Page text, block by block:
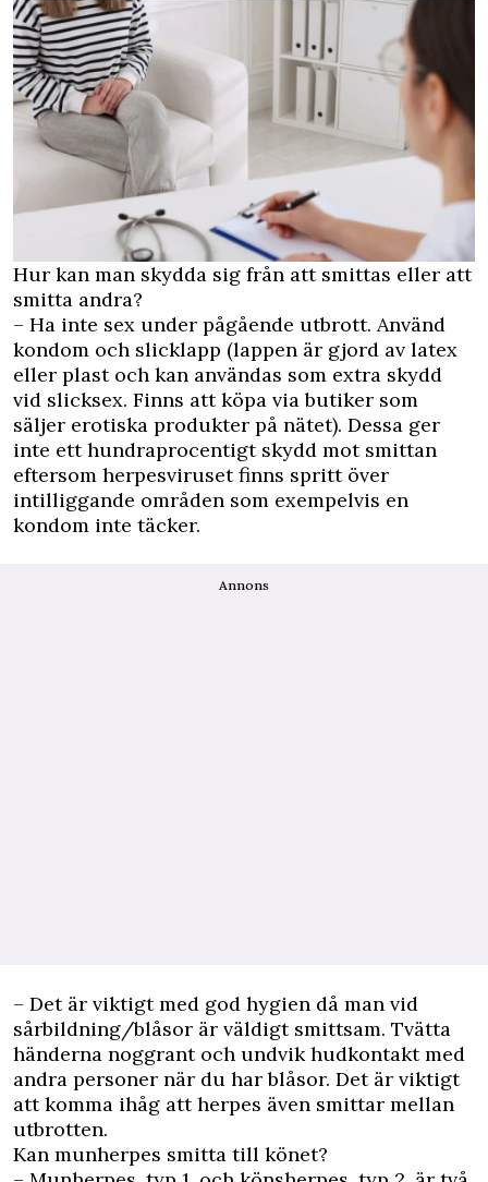
Hur kan man skydda sig från att smittas eller att
smitta andra?
– Ha inte sex under pågående utbrott. Använd
kondom och slicklapp (lappen är gjord av latex
eller plast och kan användas som extra skydd
vid slicksex. Finns att köpa via butiker som
säljer erotiska produkter på nätet). Dessa ger
inte ett hundraprocentigt skydd mot smittan
eftersom herpesviruset finns spritt över
intilliggande områden som exempelvis en
kondom inte täcker.
Annons
– Det är viktigt med god hygien då man vid
sårbildning/blåsor är väldigt smittsam. Tvätta
händerna noggrant och undvik hudkontakt med
andra personer när du har blåsor. Det är viktigt
att komma ihåg att herpes även smittar mellan
utbrotten.
Kan munherpes smitta till könet?